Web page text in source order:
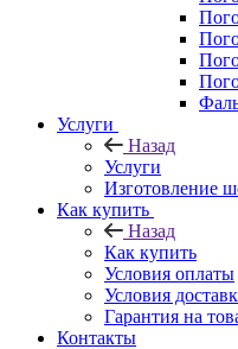
Услуги
Назад
Услуги
Изготовление
Как купить
Назад
Как купить
Условия оплаты
Условия
Гарантия на
Контакты